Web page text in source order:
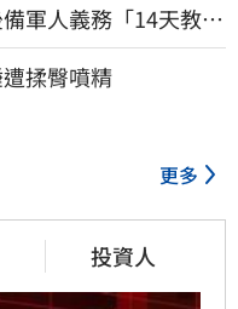
軍人義務「14天教召
揉臀噴精
更多
投資人